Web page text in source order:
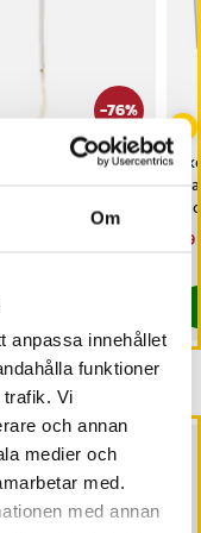
Om
anpassa innehållet
funktioner
Vi
och annan
medier och
med.
med annan
-76%
och skohorn